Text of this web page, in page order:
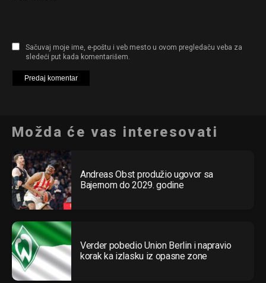
Sačuvaj moje ime, e-poštu i veb mesto u ovom pregledaču veba za
sledeći put kada komentarišem.
Možda će vas interesovati
Andreas Obst produžio ugovor sa
Bajernom do 2029. godine
Verder pobedio Union Berlin i napravio
korak ka izlasku iz opasne zone